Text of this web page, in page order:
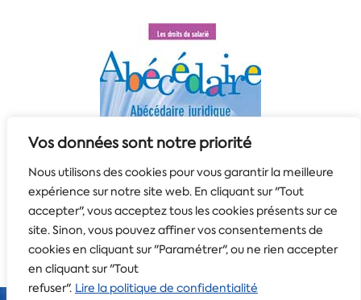
Vos données sont notre priorité
Nous utilisons des cookies pour vous garantir la meilleure
expérience sur notre site web. En cliquant sur "Tout
accepter", vous acceptez tous les cookies présents sur ce
site. Sinon, vous pouvez affiner vos consentements de
cookies en cliquant sur "Paramétrer", ou ne rien accepter
en cliquant sur "Tout
refuser". Lire la politique de confidentialité